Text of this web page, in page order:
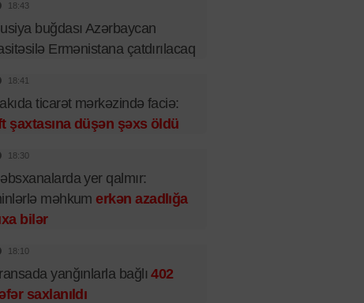
18:43
buğdası Azərbaycan
Ermənistana çatdırılacaq
18:41
ticarət mərkəzində faciə:
şaxtasına düşən şəxs öldü
18:30
yer qalmır:
məhkum erkən azadlığa
bilər
18:10
yanğınlarla bağlı402
saxlanıldı